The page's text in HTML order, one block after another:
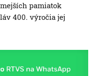
pamiatok
400. výročia jej